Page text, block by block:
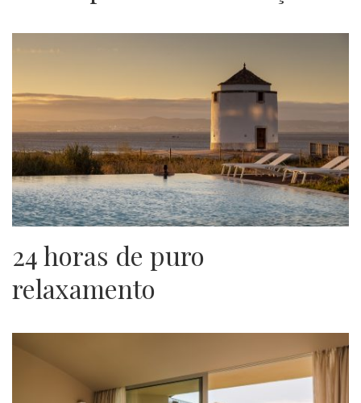
24 horas de puro
relaxamento